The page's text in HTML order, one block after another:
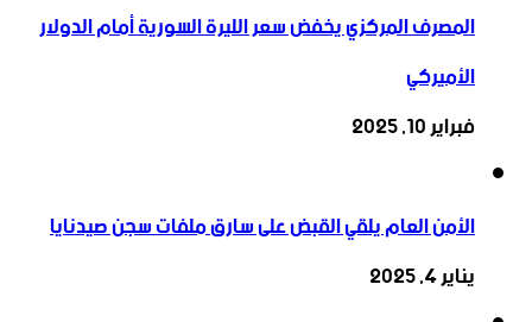
المصرف المركزي يخفض سعر الليرة السورية أمام الدولار
الأميركي
فبراير 10, 2025
الأمن العام يلقي القبض على سارق ملفات سجن صيدنايا
يناير 4, 2025